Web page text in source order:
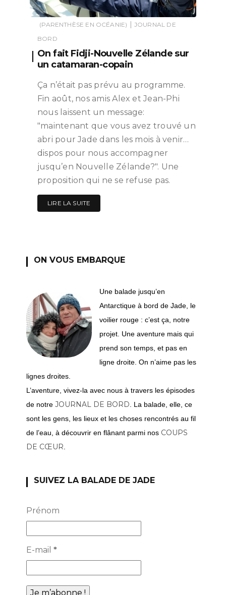
(PARENTHÈSE EN OCÉANIE)
JOURNAL DE
BORD
On fait Fidji-Nouvelle Zélande sur
un catamaran-copain
Ça n’était pas prévu au programme.
Fin août, nos amis Alex et Jean-Phi
nous laissent un message:
"maintenant que vous avez trouvé un
abri pour Jade dans les mois à venir…
dispos pour nous accompagner
jusqu’en Nouvelle Zélande?". Une
proposition qui ne se refuse pas.
LIRE LA SUITE
ON VOUS EMBARQUE
Une balade jusqu’en
Antarctique à bord de Jade, le
voilier rouge : c’est ça, notre
projet. Une aventure mais qui
prend son temps, et pas en
ligne droite. On n’aime pas les
lignes droites.
L’aventure, vivez-la avec nous à travers les épisodes
de notreJOURNAL DE BORD. La balade, elle, ce
sont les gens, les lieux et les choses rencontrés au fil
de l’eau, à découvrir en flânant parmi nos COUPS
DE CŒUR.
SUIVEZ LA BALADE DE JADE
Prénom
E-mail *